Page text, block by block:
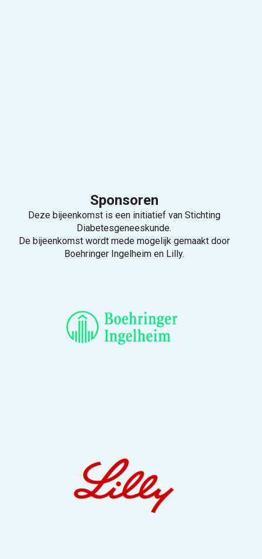
Sponsoren
Deze bijeenkomst is een initiatief van Stichting
Diabetesgeneeskunde.
De bijeenkomst wordt mede mogelijk gemaakt door
Boehringer Ingelheim en Lilly.